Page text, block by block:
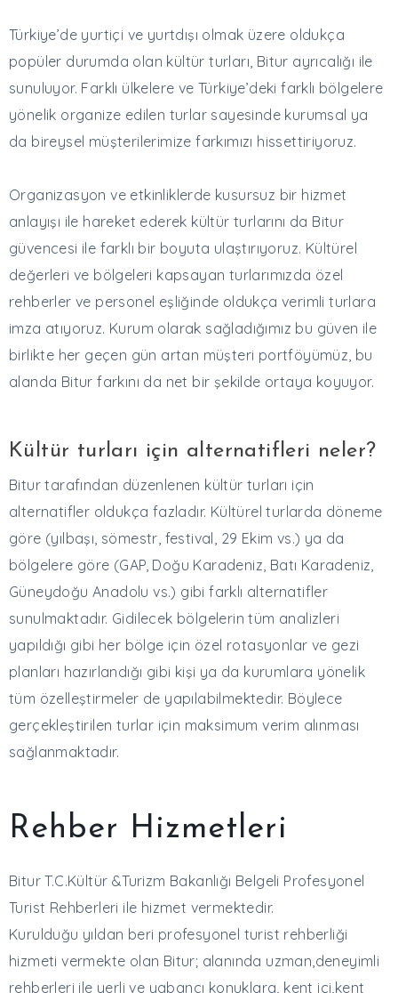
Türkiye’de yurtiçi ve yurtdışı olmak üzere oldukça
popüler durumda olan kültür turları, Bitur ayrıcalığı ile
sunuluyor. Farklı ülkelere ve Türkiye’deki farklı bölgelere
yönelik organize edilen turlar sayesinde kurumsal ya
da bireysel müşterilerimize farkımızı hissettiriyoruz.
Organizasyon ve etkinliklerde kusursuz bir hizmet
anlayışı ile hareket ederek kültür turlarını da Bitur
güvencesi ile farklı bir boyuta ulaştırıyoruz. Kültürel
değerleri ve bölgeleri kapsayan turlarımızda özel
rehberler ve personel eşliğinde oldukça verimli turlara
imza atıyoruz. Kurum olarak sağladığımız bu güven ile
birlikte her geçen gün artan müşteri portföyümüz, bu
alanda Bitur farkını da net bir şekilde ortaya koyuyor.
Kültür turları için alternatifleri neler?
Bitur tarafından düzenlenen kültür turları için
alternatifler oldukça fazladır. Kültürel turlarda döneme
göre (yılbaşı, sömestr, festival, 29 Ekim vs.) ya da
bölgelere göre (GAP, Doğu Karadeniz, Batı Karadeniz,
Güneydoğu Anadolu vs.) gibi farklı alternatifler
sunulmaktadır. Gidilecek bölgelerin tüm analizleri
yapıldığı gibi her bölge için özel rotasyonlar ve gezi
planları hazırlandığı gibi kişi ya da kurumlara yönelik
tüm özelleştirmeler de yapılabilmektedir. Böylece
gerçekleştirilen turlar için maksimum verim alınması
sağlanmaktadır.
Rehber Hizmetleri
Bitur T.C.Kültür &Turizm Bakanlığı Belgeli Profesyonel
Turist Rehberleri ile hizmet vermektedir.
Kurulduğu yıldan beri profesyonel turist rehberliği
hizmeti vermekte olan Bitur; alanında uzman,deneyimli
rehberleri ile yerli ve yabancı konuklara, kent içi,kent